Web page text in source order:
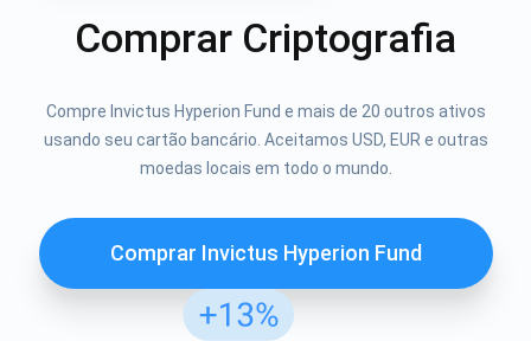
Comprar Criptografia
Compre Invictus Hyperion Fund e mais de 20 outros ativos
usando seu cartão bancário. Aceitamos USD, EUR e outras
moedas locais em todo o mundo.
Comprar Invictus Hyperion Fund